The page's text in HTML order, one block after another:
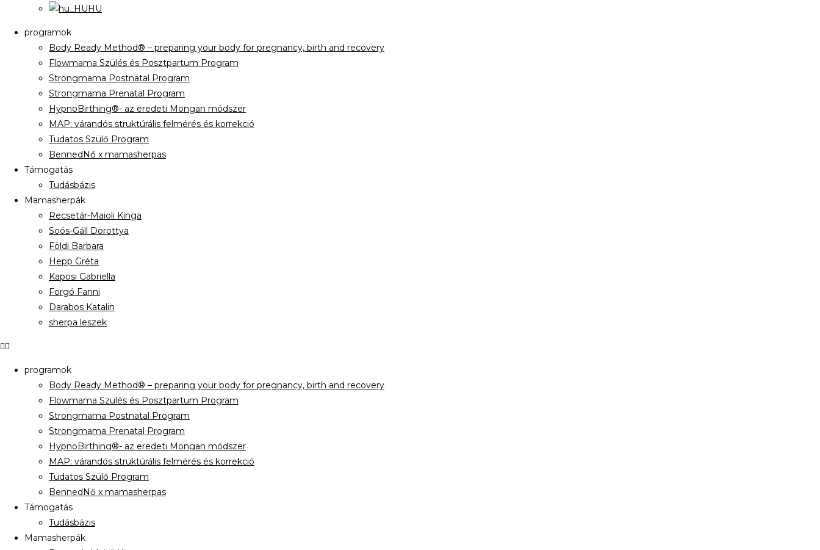
HU
programok
Body Ready Method® – preparing your body for pregnancy, birth and recovery
Flowmama Szülés és Posztpartum Program
Strongmama Postnatal Program
Strongmama Prenatal Program
HypnoBirthing®- az eredeti Mongan módszer
MAP: várandós struktúrális felmérés és korrekció
Tudatos Szülő Program
BennedNő x mamasherpas
Támogatás
Tudásbázis
Mamasherpák
Recsetár-Maioli Kinga
Soós-Gáll Dorottya
Földi Barbara
Hepp Gréta
Kaposi Gabriella
Forgó Fanni
Darabos Katalin
sherpa leszek
programok
Body Ready Method® – preparing your body for pregnancy, birth and recovery
Flowmama Szülés és Posztpartum Program
Strongmama Postnatal Program
Strongmama Prenatal Program
HypnoBirthing®- az eredeti Mongan módszer
MAP: várandós struktúrális felmérés és korrekció
Tudatos Szülő Program
BennedNő x mamasherpas
Támogatás
Tudásbázis
Mamasherpák